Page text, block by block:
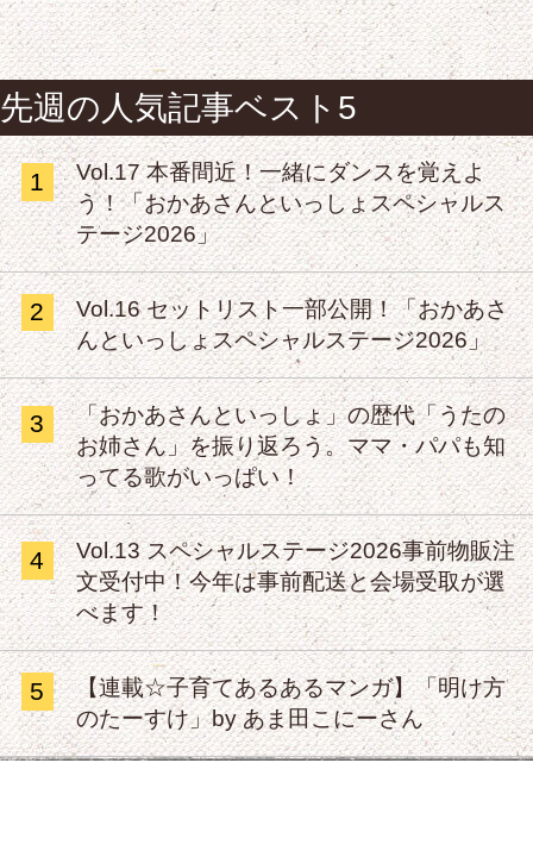
先週の人気記事ベスト5
1
Vol.17 本番間近！一緒にダンスを覚えよ
う！「おかあさんといっしょスペシャルス
テージ2026」
2
Vol.16 セットリスト一部公開！「おかあさ
んといっしょスペシャルステージ2026」
3
「おかあさんといっしょ」の歴代「うたの
お姉さん」を振り返ろう。ママ・パパも知
ってる歌がいっぱい！
4
Vol.13 スペシャルステージ2026事前物販注
文受付中！今年は事前配送と会場受取が選
べます！
5
【連載☆子育てあるあるマンガ】「明け方
のたーすけ」by あま田こにーさん